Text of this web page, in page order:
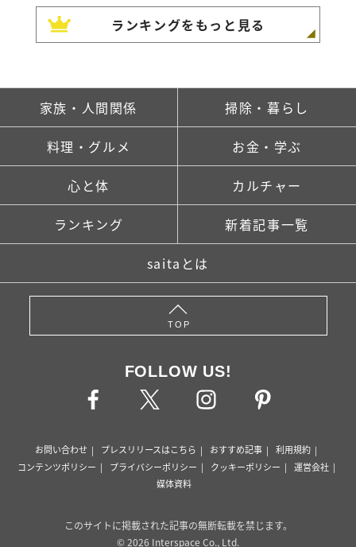
ランキングをもっと見る
家族・人間関係 掃除・暮らし
料理・グルメ お金・学ぶ
心と体 カルチャー
ランキング 新着記事一覧
saitaとは
TOP
FOLLOW US!
お問い合わせ プレスリリースはこちら おすすめ記事
利用規約
コンテンツポリシー
プライバシーポリシー クッキーポリシー
運営会社
媒体資料
このサイトに掲載された記事の無断転載を禁じます。
© 2026 Interspace Co., Ltd.